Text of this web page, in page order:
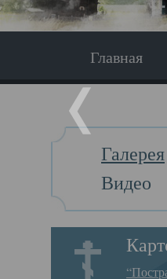
Главная
Галерея
Видео